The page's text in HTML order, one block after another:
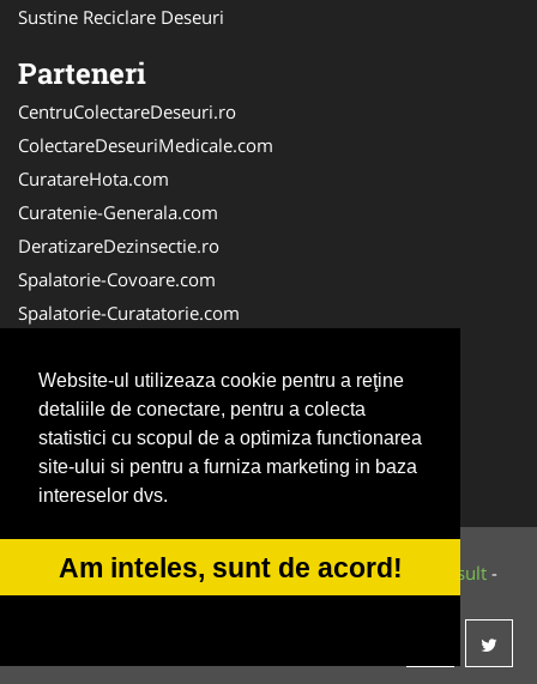
Website-ul utilizeaza cookie pentru a reţine
detaliile de conectare, pentru a colecta
statistici cu scopul de a optimiza functionarea
site-ului si pentru a furniza marketing in baza
intereselor dvs.
Am inteles, sunt de acord!
Sustine Reciclare Deseuri
Parteneri
CentruColectareDeseuri.ro
ColectareDeseuriMedicale.com
CuratareHota.com
Curatenie-Generala.com
DeratizareDezinsectie.ro
Spalatorie-Covoare.com
Spalatorie-Curatatorie.com
FirmaDeratizare.ro
Service-Reparatii.com
Servicii-DDD.com
ServiciiAlpinism.ro
© 2014-2026 Powered byVilonMedia&Tokaido Consult -
ANPC SOL